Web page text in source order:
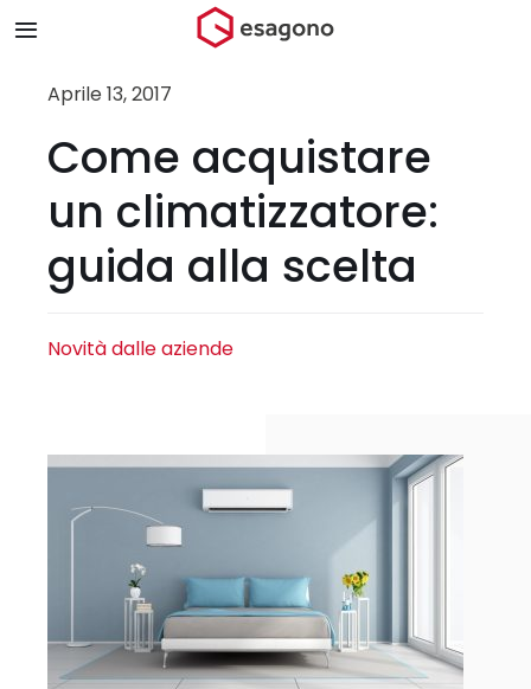
contenuto
Toggle
Navigation
Chi siamo
Contatti
Aprile 13, 2017
Come acquistare
un climatizzatore:
guida alla scelta
Novità dalle aziende